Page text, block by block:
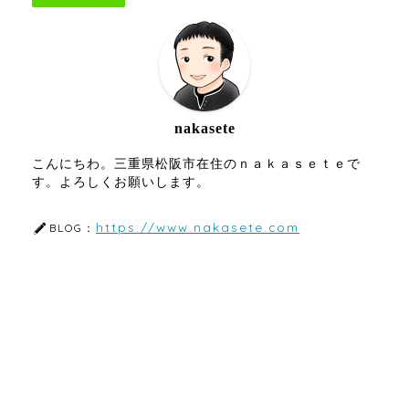
nakasete
こんにちわ。三重県松阪市在住のｎａｋａｓｅｔｅで
す。よろしくお願いします。
BLOG： https://www.nakasete.com